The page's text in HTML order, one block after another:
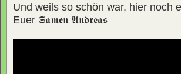
Und weils so schön war, hier noch
Euer 𝕾𝖆𝖒𝖊𝖓 𝕬𝖓𝖉𝖗𝖊𝖆𝖘